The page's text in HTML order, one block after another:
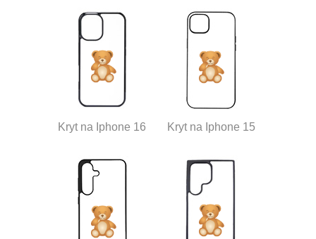
Kryt na Iphone 16 Kryt na Iphone 15